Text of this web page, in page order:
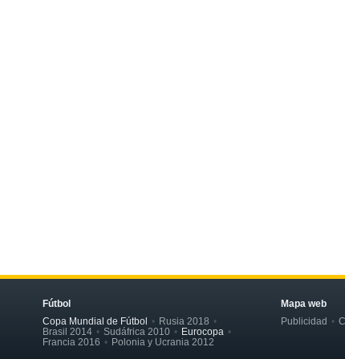
Fútbol
Copa Mundial de Fútbol
Rusia 2018
Brasil 2014
Sudáfrica 2010
Eurocopa
Francia 2016
Polonia y Ucrania 2012
Mapa web
Publicidad